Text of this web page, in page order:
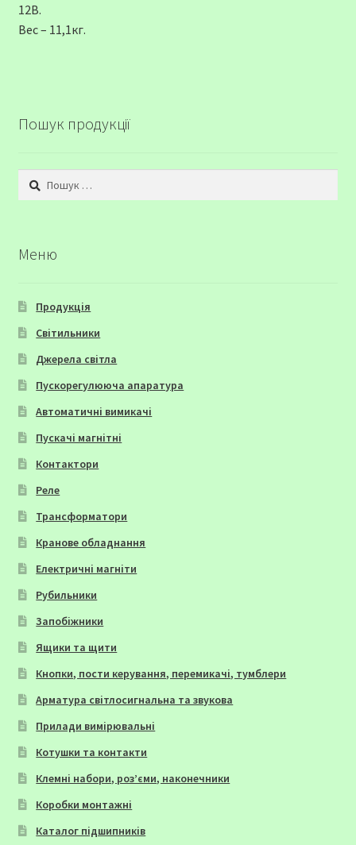
12В.
Вес – 11,1кг.
Пошук продукції
Пошук:
Меню
Продукція
Світильники
Джерела світла
Пускорегулююча апаратура
Автоматичні вимикачі
Пускачі магнітні
Контактори
Реле
Трансформатори
Кранове обладнання
Електричні магніти
Рубильники
Запобіжники
Ящики та щити
Кнопки, пости керування, перемикачі, тумблери
Арматура світлосигнальна та звукова
Прилади вимірювальні
Котушки та контакти
Клемні набори, роз’єми, наконечники
Коробки монтажні
Каталог підшипників